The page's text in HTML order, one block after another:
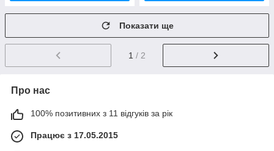
Показати ще
1 / 2
Про нас
100% позитивних з 11 відгуків за рік
Працює з 17.05.2015